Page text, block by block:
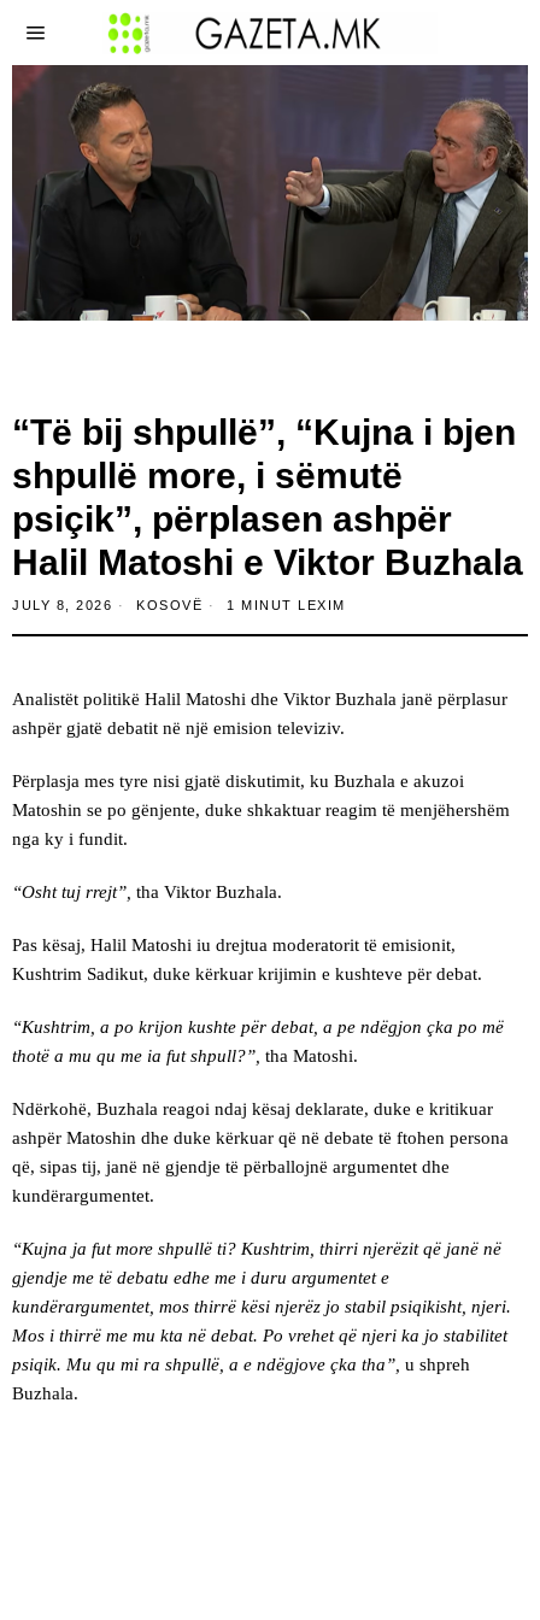
“Të bij shpullë”, “Kujna i bjen
shpullë more, i sëmutë
psiçik”, përplasen ashpër
Halil Matoshi e Viktor Buzhala
JULY 8, 2026 KOSOVË 1 MINUT LEXIM
Analistët politikë Halil Matoshi dhe Viktor Buzhala janë përplasur
ashpër gjatë debatit në një emision televiziv.
Përplasja mes tyre nisi gjatë diskutimit, ku Buzhala e akuzoi
Matoshin se po gënjente, duke shkaktuar reagim të menjëhershëm
nga ky i fundit.
“Osht tuj rrejt”, tha Viktor Buzhala.
Pas kësaj, Halil Matoshi iu drejtua moderatorit të emisionit,
Kushtrim Sadikut, duke kërkuar krijimin e kushteve për debat.
“Kushtrim, a po krijon kushte për debat, a pe ndëgjon çka po më
thotë a mu qu me ia fut shpull?”, tha Matoshi.
Ndërkohë, Buzhala reagoi ndaj kësaj deklarate, duke e kritikuar
ashpër Matoshin dhe duke kërkuar që në debate të ftohen persona
që, sipas tij, janë në gjendje të përballojnë argumentet dhe
kundërargumentet.
“Kujna ja fut more shpullë ti? Kushtrim, thirri njerëzit që janë në
gjendje me të debatu edhe me i duru argumentet e
kundërargumentet, mos thirrë kësi njerëz jo stabil psiqikisht, njeri.
Mos i thirrë me mu kta në debat. Po vrehet që njeri ka jo stabilitet
psiqik. Mu qu mi ra shpullë, a e ndëgjove çka tha”, u shpreh
Buzhala.